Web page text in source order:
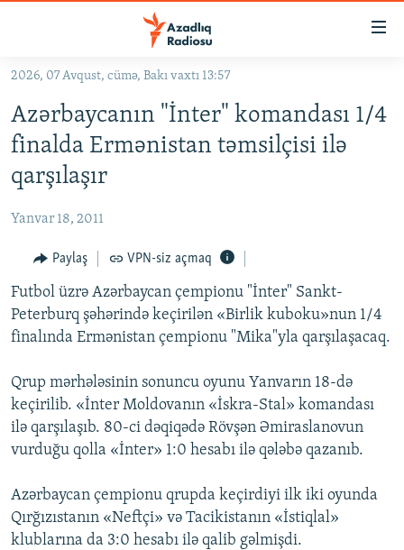
Əsas
qayıt
Əsas
naviqasiyaya
qayıt
KORRUPSIOMETR
#ƏSLINDƏ
FƏRQƏ BAX
QANUNI DOĞRU
ARAŞDIRMA
MULTIMEDIA
FOTOQALEREYA
İNFOQRAFIKA
KARIKATURA
OXU ZALI
AZƏRBAYCAN ƏDƏBIYYATI KITABXANASI
İSLAM VƏ DEMOKRATIYA
İZ - MƏDƏNIYYƏT PROQRAMI
HAQQIMIZDA
MISSIYAMIZ
PEŞƏ ETIKASI VƏ JURNALISTIKA STANDARTLARIMIZ
MATERIALLARIMIZDAN ISTIFADƏ
AZADLIQRADIOSU MOBIL TELEFONUNUZDA
BIZI IZLƏ
RFE/RL-in bütün saytları
2026, 07 Avqust, cümə, Bakı vaxtı 13:57
Azərbaycanın "İnter" komandası 1/4
finalda Ermənistan təmsilçisi ilə
qarşılaşır
Yanvar 18, 2011
Paylaş VPN-siz açmaq
Futbol üzrə Azərbaycan çempionu "İnter" Sankt-
Peterburq şəhərində keçirilən «Birlik kuboku»nun 1/4
finalında Ermənistan çempionu "Mika"yla qarşılaşacaq.
Qrup mərhələsinin sonuncu oyunu Yanvarın 18-də
keçirilib. «İnter Moldovanın «İskra-Stal» komandası
ilə qarşılaşıb. 80-ci dəqiqədə Rövşən Əmiraslanovun
vurduğu qolla «İnter» 1:0 hesabı ilə qələbə qazanıb.
Azərbaycan çempionu qrupda keçirdiyi ilk iki oyunda
Qırğızıstanın «Neftçi» və Tacikistanın «İstiqlal»
klublarına da 3:0 hesabı ilə qalib gəlmişdi.